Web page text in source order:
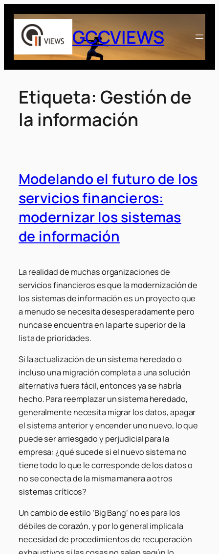
Saltar
contenido
GCCVIEWS
Etiqueta: Gestión de
la información
Modelando el futuro de los
servicios financieros:
modernizar los sistemas
de información
La realidad de muchas organizaciones de
servicios financieros es que la modernización de
los sistemas de información es un proyecto que
a menudo se necesita desesperadamente pero
nunca se encuentra en la parte superior de la
lista de prioridades.
Si la actualización de un sistema heredado o
incluso una migración completa a una solución
alternativa fuera fácil, entonces ya se habría
hecho. Para reemplazar un sistema heredado,
generalmente necesita migrar los datos, apagar
el sistema anterior y encender uno nuevo, lo que
puede ser arriesgado y perjudicial para la
empresa: ¿qué sucede si el nuevo sistema no
tiene todo lo que le corresponde de los datos o
no se conecta de la misma manera a otros
sistemas críticos?
Un cambio de estilo ‘Big Bang’ no es para los
débiles de corazón, y por lo general implica la
necesidad de procedimientos de recuperación